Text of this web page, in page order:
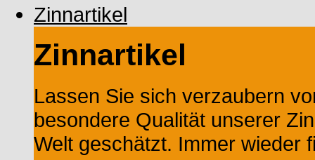
Zinnartikel
Zinnartikel
Lassen Sie sich verzaubern
besondere Qualität unserer
Welt geschätzt. Immer wieder